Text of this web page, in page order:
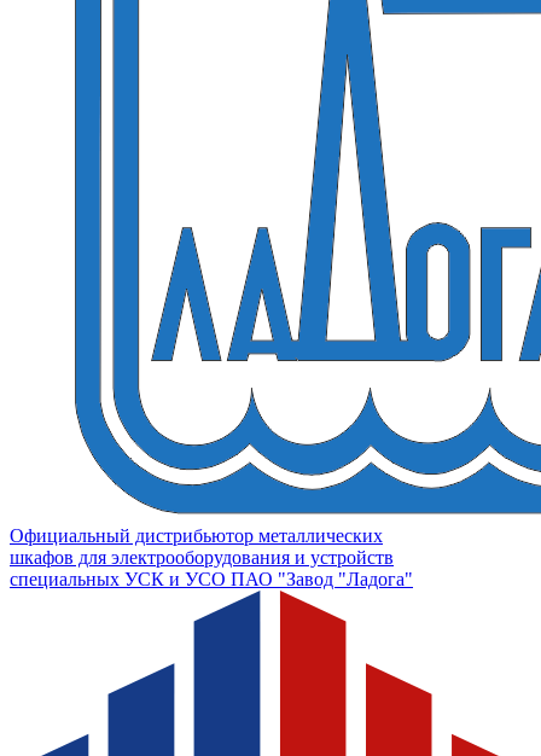
Официальный дистрибьютор металлических
шкафов для электрооборудования и устройств
специальных УСК и УСО ПАО "Завод "Ладога"